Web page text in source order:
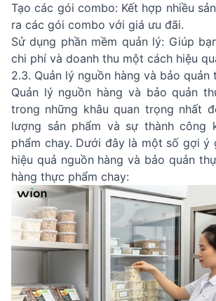
Tạo các gói combo: Kết hợp nhiều
ra các gói combo với giá ưu đãi.
Sử dụng phần mềm quản lý: Giúp
chi phí và doanh thu một cách hiệu
2.3. Quản lý nguồn hàng và bảo quản
Quản lý nguồn hàng và bảo quản
trong những khâu quan trọng nhất
lượng sản phẩm và sự thành công
phẩm chay. Dưới đây là một số gợi ý
hiệu quả nguồn hàng và bảo quản
hàng thực phẩm chay: